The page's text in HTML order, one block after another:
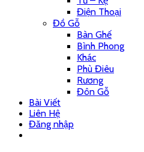
Điện Thoại
Đồ Gỗ
Bàn Ghế
Bình Phong
Khác
Phù Điêu
Rương
Đôn Gỗ
Bài Viết
Liên Hệ
Đăng nhập